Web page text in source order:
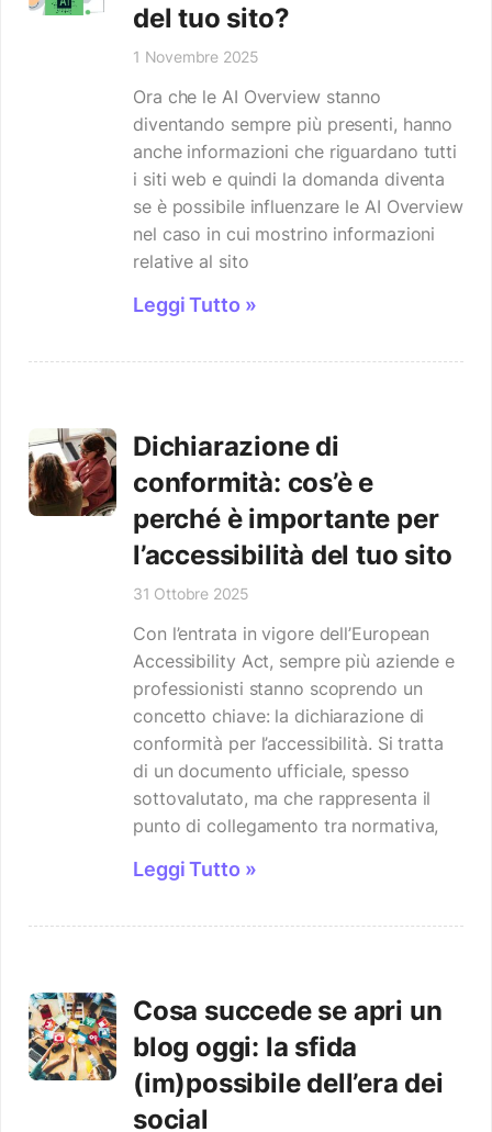
del tuo sito?
1 Novembre 2025
Ora che le AI Overview stanno
diventando sempre più presenti, hanno
anche informazioni che riguardano tutti
i siti web e quindi la domanda diventa
se è possibile influenzare le AI Overview
nel caso in cui mostrino informazioni
relative al sito
Leggi Tutto »
Dichiarazione di
conformità: cos’è e
perché è importante per
l’accessibilità del tuo sito
31 Ottobre 2025
Con l’entrata in vigore dell’European
Accessibility Act, sempre più aziende e
professionisti stanno scoprendo un
concetto chiave: la dichiarazione di
conformità per l’accessibilità. Si tratta
di un documento ufficiale, spesso
sottovalutato, ma che rappresenta il
punto di collegamento tra normativa,
Leggi Tutto »
Cosa succede se apri un
blog oggi: la sfida
(im)possibile dell’era dei
social